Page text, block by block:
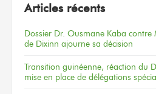
Articles récents
Dossier Dr. Ousmane Kaba contre
de Dixinn ajourne sa décision
Transition guinéenne, réaction du
mise en place de délégations